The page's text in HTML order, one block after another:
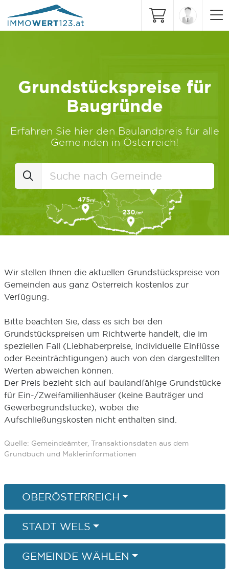
Grundstückspreise für
Baugründe
Erfahren Sie hier den Baulandpreis für alle
Gemeinden in Österreich!
Wir stellen Ihnen die aktuellen Grundstückspreise von
Gemeinden aus ganz Österreich kostenlos zur
Verfügung.
Bitte beachten Sie, dass es sich bei den
Grundstückspreisen um Richtwerte handelt, die im
speziellen Fall (Liebhaberpreise, individuelle Einflüsse
oder Beeinträchtigungen) auch von den dargestellten
Werten abweichen können.
Der Preis bezieht sich auf baulandfähige Grundstücke
für Ein-/Zweifamilienhäuser (keine Bauträger und
Gewerbegrundstücke), wobei die
Aufschließungskosten nicht enthalten sind.
Quelle: Gemeindeämter, Transaktionsdaten aus dem
Grundbuch und Maklerinformationen
OBERÖSTERREICH
STADT WELS
GEMEINDE WÄHLEN